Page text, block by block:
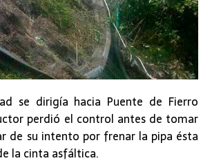
se dirigía hacia Puente de Fierro
perdió el control antes de tomar
de su intento por frenar la pipa ésta
la cinta asfáltica.